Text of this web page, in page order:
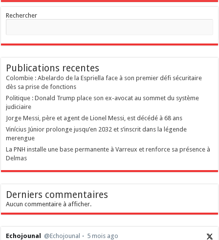
Rechercher
Publications recentes
Colombie : Abelardo de la Espriella face à son premier défi sécuritaire
dès sa prise de fonctions
Politique : Donald Trump place son ex-avocat au sommet du système
judiciaire
Jorge Messi, père et agent de Lionel Messi, est décédé à 68 ans
Vinícius Júnior prolonge jusqu’en 2032 et s’inscrit dans la légende
merengue
La PNH installe une base permanente à Varreux et renforce sa présence à
Delmas
Derniers commentaires
Aucun commentaire à afficher.
Echojounal @Echojounal
5 mois ago